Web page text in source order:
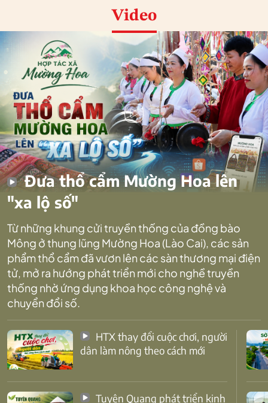
Video
Đưa thổ cẩm Mường Hoa lên
"xa lộ số"
Từ những khung cửi truyền thống của đồng bào
Mông ở thung lũng Mường Hoa (Lào Cai), các sản
phẩm thổ cẩm đã vươn lên các sàn thương mại điện
tử, mở ra hướng phát triển mới cho nghề truyền
thống nhờ ứng dụng khoa học công nghệ và
chuyển đổi số.
dân làm nông theo cách mới